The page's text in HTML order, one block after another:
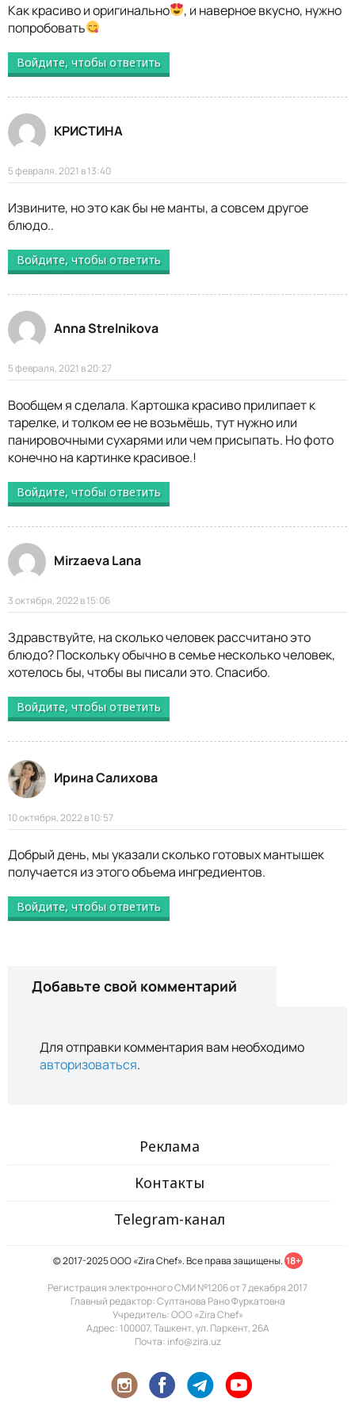
Как красиво и оригинально
, и наверное вкусно, нужно
попробовать
Войдите, чтобы ответить
КРИСТИНА
5 февраля, 2021 в 13:40
Извините, но это как бы не манты, а совсем другое
блюдо..
Войдите, чтобы ответить
Anna Strelnikova
5 февраля, 2021 в 20:27
Вообщем я сделала. Картошка красиво прилипает к
тарелке, и толком ее не возьмёшь, тут нужно или
панировочными сухарями или чем присыпать. Но фото
конечно на картинке красивое.!
Войдите, чтобы ответить
Mirzaeva Lana
3 октября, 2022 в 15:06
Здравствуйте, на сколько человек рассчитано это
блюдо? Поскольку обычно в семье несколько человек,
хотелось бы, чтобы вы писали это. Спасибо.
Войдите, чтобы ответить
Ирина Салихова
10 октября, 2022 в 10:57
Добрый день, мы указали сколько готовых мантышек
получается из этого объема ингредиентов.
Войдите, чтобы ответить
Добавьте свой комментарий
Для отправки комментария вам необходимо
авторизоваться.
Реклама
Контакты
Telegram-канал
© 2017-2025 ООО «Zira Chef». Все права защищены. 18+
Регистрация электронного СМИ №1206 от 7 декабря 2017
Главный редактор: Султанова Рано Фуркатовна
Учредитель: ООО «Zira Chef»
Адрес: 100007, Ташкент, ул. Паркент, 26А
Почта: info@zira.uz